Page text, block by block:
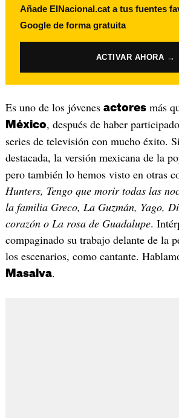
Añade ElNacional.cat a tus fuentes
Google de forma gratuita
ACTIVAR AHORA →
Es uno de los jóvenes actoresmás
México, después de haber
series de televisión con mucho éxito.
destacada, la versión mexicana de la
pero también lo hemos visto en otras
Hunters, Tengo que morir todas las
la familia Greco, La Guzmán, Yago,
corazón o La rosa de Guadalupe.
compaginado su trabajo delante de la
los escenarios, como cantante.
Masalva.